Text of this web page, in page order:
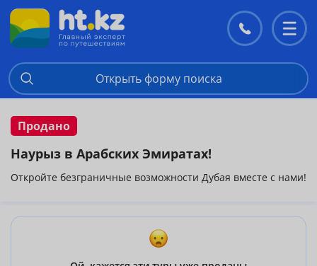
Контакты
меню
Открыть форму поиска
Продано
Наурыз в Арабских Эмиратах!
Откройте безграничные возможности Дубая вместе с нами!